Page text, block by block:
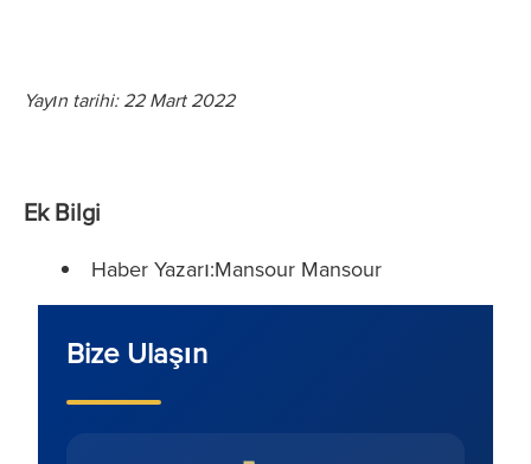
Yayın tarihi: 22 Mart 2022
Ek Bilgi
Haber Yazarı:Mansour Mansour
Bize Ulaşın